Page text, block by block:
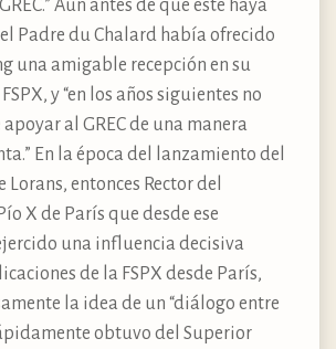
Aún antes de que éste haya
Padre du Chalard había ofrecido
una amigable recepción en su
y “en los años siguientes no
al GREC de una manera
En la época del lanzamiento del
Lorans, entonces Rector del
X de París que desde ese
una influencia decisiva
de la FSPX desde París,
la idea de un “diálogo entre
obtuvo del Superior